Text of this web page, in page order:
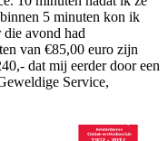
5 minuten kon ik
die avond had
van €85,00 euro zijn
dat mij eerder door een
Service,